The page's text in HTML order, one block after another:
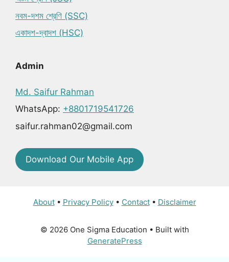
নবম-দশম শ্রেণি (SSC)
একাদশ-দ্বাদশ (HSC)
Admin
Md. Saifur Rahman
WhatsApp: +8801719541726
saifur.rahman02@gmail.com
Download Our Mobile App
About• Privacy Policy• Contact• Disclaimer
© 2026 One Sigma Education • Built with
GeneratePress